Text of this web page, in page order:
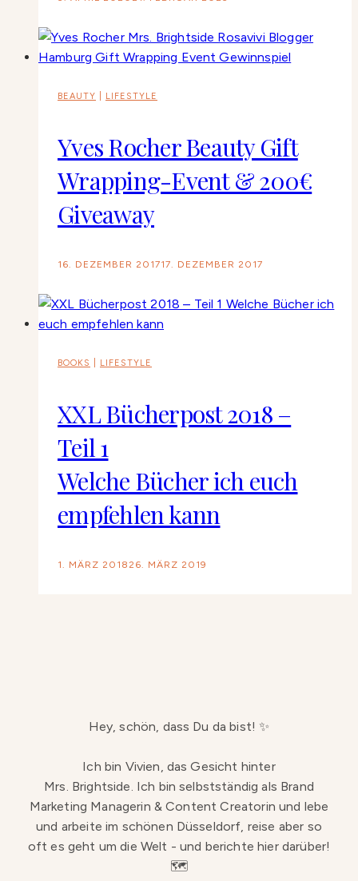
BEAUTY LIFESTYLE
Yves Rocher Beauty Gift
Wrapping-Event & 200€
Giveaway
16. DEZEMBER 201717. DEZEMBER 2017
BOOKS LIFESTYLE
XXL Bücherpost 2018 –
Teil 1
Welche Bücher ich euch
empfehlen kann
1. MÄRZ 2018 26. MÄRZ 2019
Hey, schön, dass Du da bist! ✨
Ich bin Vivien, das Gesicht hinter
Mrs. Brightside. Ich bin selbstständig als Brand
Marketing Managerin & Content Creatorin und lebe
und arbeite im schönen Düsseldorf, reise aber so
oft es geht um die Welt - und berichte hier darüber!
🗺️